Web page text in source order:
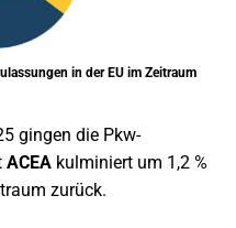
in der EU im Zeitraum
gingen die Pkw-
ACEA kulminiert um 1,2 %
zurück.